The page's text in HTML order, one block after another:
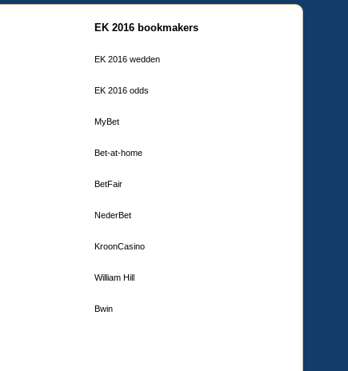
EK 2016 bookmakers
EK 2016 wedden
EK 2016 odds
MyBet
Bet-at-home
BetFair
NederBet
KroonCasino
William Hill
Bwin